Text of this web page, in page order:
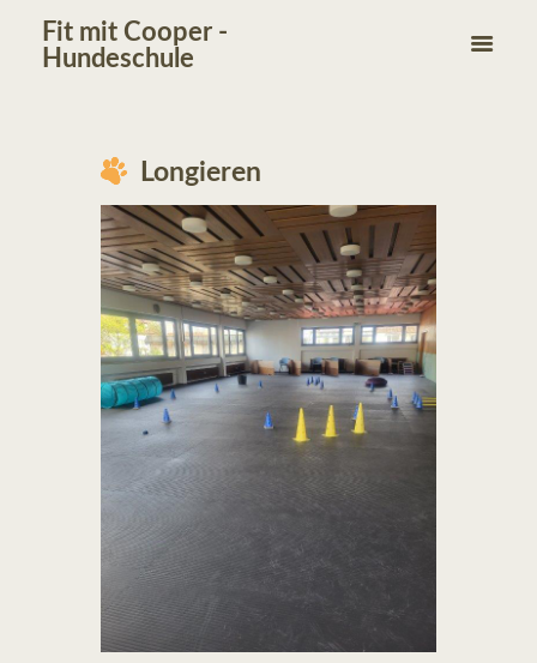
Fit mit Cooper -
Hundeschule
Longieren